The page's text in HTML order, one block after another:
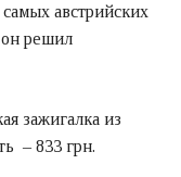
австрийских
он решил
зажигалка из
– 833 грн.